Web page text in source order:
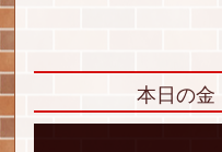
本日の金